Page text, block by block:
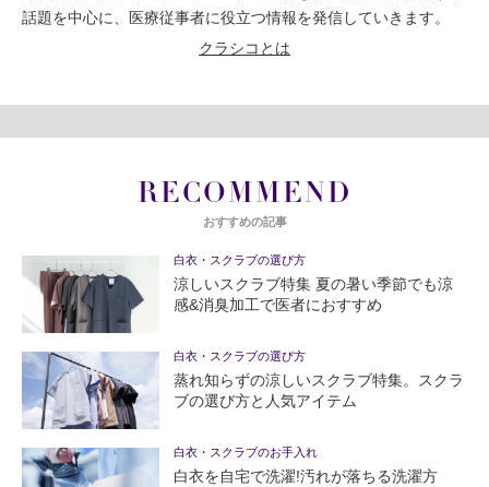
話題を中心に、医療従事者に役立つ情報を発信していきます。
クラシコとは
RECOMMEND
おすすめの記事
白衣・スクラブの選び方
涼しいスクラブ特集 夏の暑い季節でも涼
感&消臭加工で医者におすすめ
白衣・スクラブの選び方
蒸れ知らずの涼しいスクラブ特集。スクラ
ブの選び方と人気アイテム
白衣・スクラブのお手入れ
白衣を自宅で洗濯!汚れが落ちる洗濯方